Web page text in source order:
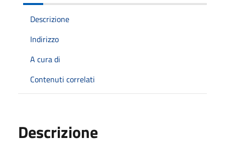
Descrizione
Indirizzo
A cura di
Contenuti correlati
Descrizione